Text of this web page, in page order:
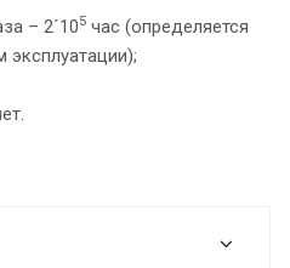
– 2´105 час (определяется